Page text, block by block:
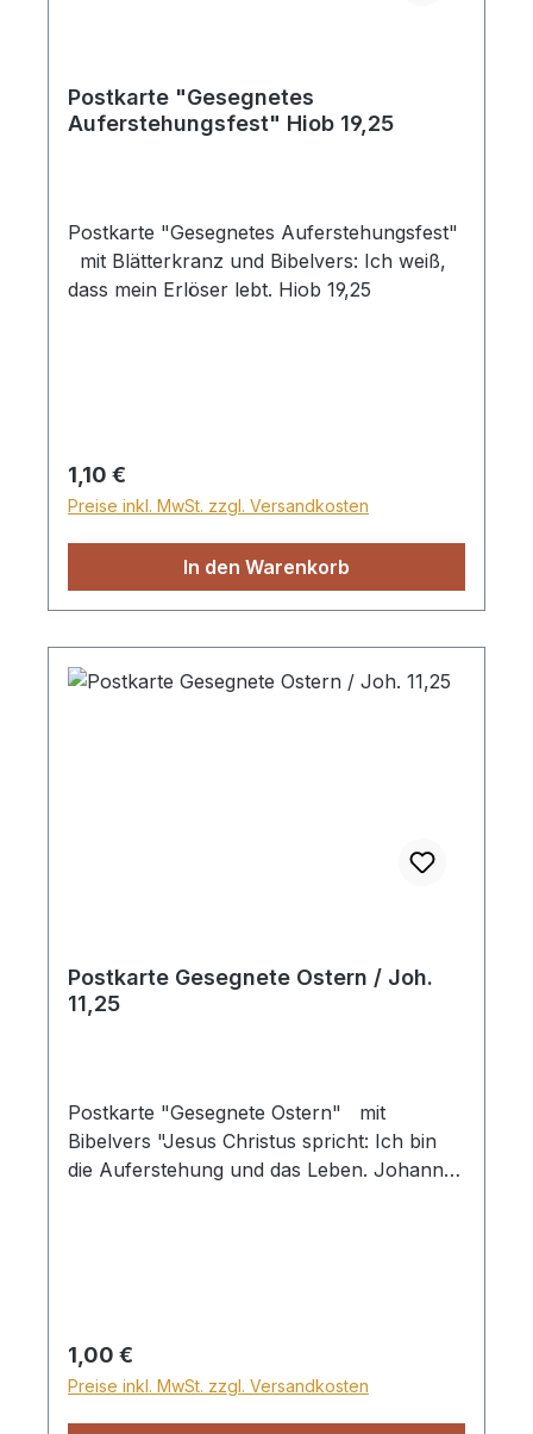
Postkarte "Gesegnetes
Auferstehungsfest" Hiob 19,25
Postkarte "Gesegnetes Auferstehungsfest"
mit Blätterkranz und Bibelvers: Ich weiß,
dass mein Erlöser lebt. Hiob 19,25
Regulärer Preis:
1,10 €
Preise inkl. MwSt. zzgl. Versandkosten
In den Warenkorb
Postkarte Gesegnete Ostern / Joh.
11,25
Postkarte "Gesegnete Ostern" mit
Bibelvers "Jesus Christus spricht: Ich bin
die Auferstehung und das Leben. Johannes
Regulärer Preis:
1,00 €
Preise inkl. MwSt. zzgl. Versandkosten